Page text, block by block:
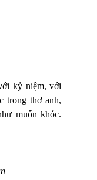
kỷ niệm, với
trong thơ anh,
muốn khóc.